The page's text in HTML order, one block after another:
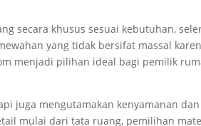
secara khusus sesuai kebutuhan,
yang tidak bersifat massal
menjadi pilihan ideal bagi pemilik
juga mengutamakan kenyamanan dan
mulai dari tata ruang, pemilihan